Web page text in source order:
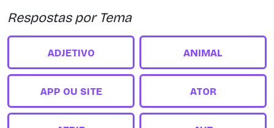
Respostas por Tema
ADJETIVO ANIMAL
APP OU SITE ATOR